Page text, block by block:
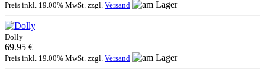
Preis inkl. 19.00% MwSt. zzgl. Versand
Dolly
69.95 €
Preis inkl. 19.00% MwSt. zzgl. Versand